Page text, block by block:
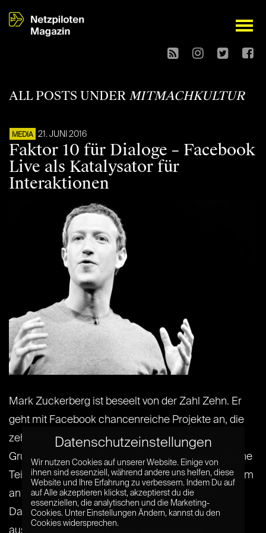
open
ALL POSTS UNDER MITMACHKULTUR
MEDIA 21. JUNI 2016
Faktor 10 für Dialoge – Facebook
Live als Katalysator für
Interaktionen
Mark Zuckerberg ist beseelt von der Zahl Zehn. Er
geht mit Facebook chancenreiche Projekte an, die
zehnmal mehr Vernetzung ermöglichen. Das
Grundprinzip: Durch eine reibungslose und einfache
Teilnahme steigen die Netzwerkeffekte der Plattform
an und erhöhen die Möglichkeit, gigantische
Datenmengen zu erfassen, zu analysieren und
auszutauschen. Dazu zählt das von[...] [...]
Datenschutzeinstellungen
Wir nutzen Cookies auf unserer Website. Einige von
ihnen sind essenziell, während andere uns helfen, diese
Website und Ihre Erfahrung zu verbessern. Indem Du auf
auf Alle akzeptieren klickst, akzeptierst du die
essenziellen, die analytischen und die Marketing-
Cookies. Unter Einstellungen Ändern, kannst du den
Cookies widersprechen.